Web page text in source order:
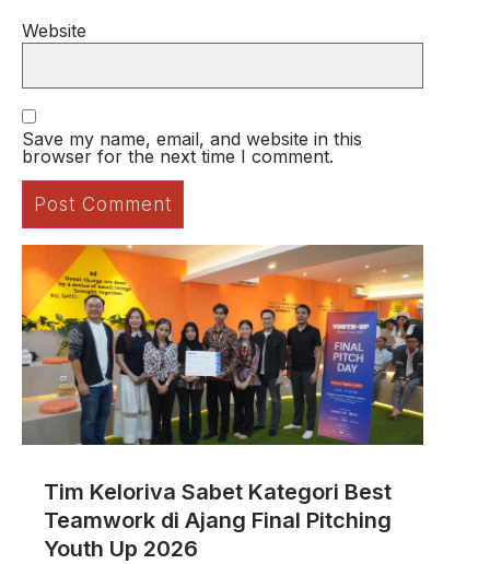
Website
Save my name, email, and website in this
browser for the next time I comment.
Tim Keloriva Sabet Kategori Best
Teamwork di Ajang Final Pitching
Youth Up 2026